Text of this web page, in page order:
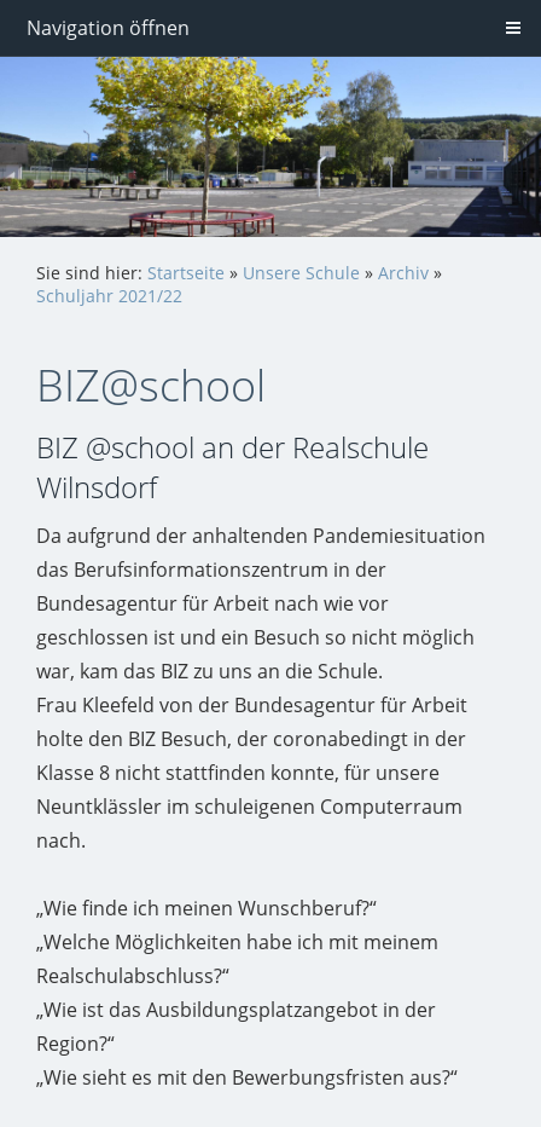
Navigation öffnen
Sie sind hier: Startseite » Unsere Schule » Archiv »
Schuljahr 2021/22
BIZ@school
BIZ @school an der Realschule
Wilnsdorf
Da aufgrund der anhaltenden Pandemiesituation
das Berufsinformationszentrum in der
Bundesagentur für Arbeit nach wie vor
geschlossen ist und ein Besuch so nicht möglich
war, kam das BIZ zu uns an die Schule.
Frau Kleefeld von der Bundesagentur für Arbeit
holte den BIZ Besuch, der coronabedingt in der
Klasse 8 nicht stattfinden konnte, für unsere
Neuntklässler im schuleigenen Computerraum
nach.
„Wie finde ich meinen Wunschberuf?“
„Welche Möglichkeiten habe ich mit meinem
Realschulabschluss?“
„Wie ist das Ausbildungsplatzangebot in der
Region?“
„Wie sieht es mit den Bewerbungsfristen aus?“